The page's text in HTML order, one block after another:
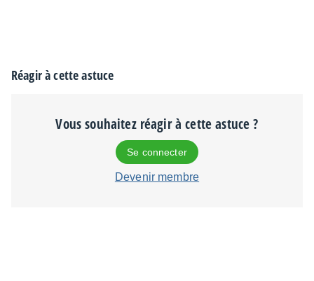
Réagir à cette astuce
Vous souhaitez réagir à cette astuce ?
Se connecter
Devenir membre